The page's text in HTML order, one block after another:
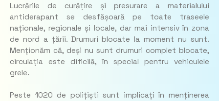
Lucrările de curățire și presurare a materialului
antiderapant se desfășoară pe toate traseele
naționale, regionale și locale, dar mai intensiv în zona
de nord a țării. Drumuri blocate la moment nu sunt.
Menționăm că, deși nu sunt drumuri complet blocate,
circulația este dificilă, în special pentru vehiculele
grele.
Peste 1020 de polițiști sunt implicați în menținerea